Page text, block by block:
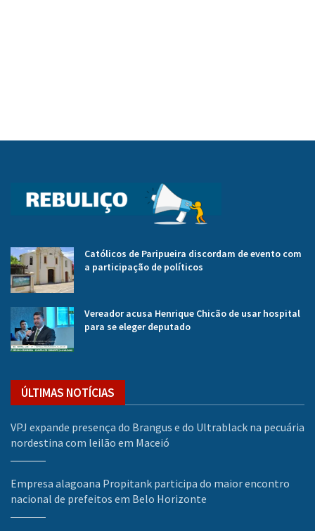
Católicos de Paripueira discordam de evento com
a participação de políticos
Vereador acusa Henrique Chicão de usar hospital
para se eleger deputado
ÚLTIMAS NOTÍCIAS
VPJ expande presença do Brangus e do Ultrablack na pecuária
nordestina com leilão em Maceió
Empresa alagoana Propitank participa do maior encontro
nacional de prefeitos em Belo Horizonte